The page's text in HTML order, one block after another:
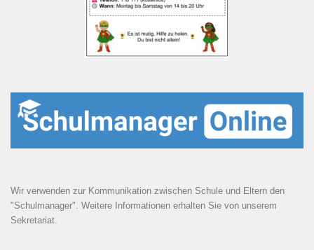
Wir verwenden zur Kommunikation zwischen Schule und Eltern den
"Schulmanager". Weitere Informationen erhalten Sie von unserem
Sekretariat.